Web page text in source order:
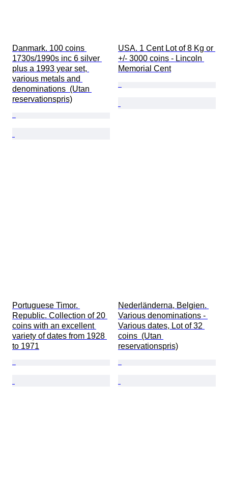
Danmark. 100 coins
1730s/1990s inc 6 silver
plus a 1993 year set,
various metals and
denominations  (Utan
reservationspris)
USA. 1 Cent Lot of 8 Kg or
+/- 3000 coins - Lincoln
Memorial Cent
Portuguese Timor.
Republic. Collection of 20
coins with an excellent
variety of dates from 1928
to 1971
Nederländerna, Belgien.
Various denominations -
Various dates, Lot of 32
coins  (Utan
reservationspris)